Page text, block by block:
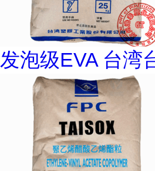
发泡级EVA 台湾